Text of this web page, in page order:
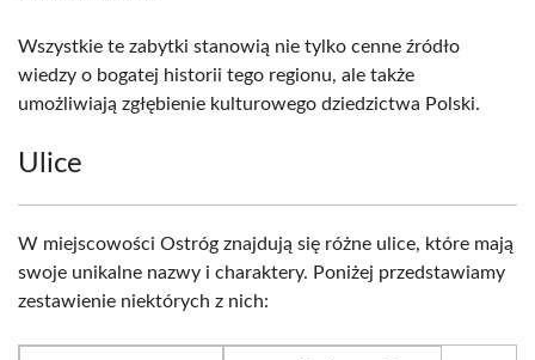
Wszystkie te zabytki stanowią nie tylko cenne źródło
wiedzy o bogatej historii tego regionu, ale także
umożliwiają zgłębienie kulturowego dziedzictwa Polski.
Ulice
W miejscowości Ostróg znajdują się różne ulice, które mają
swoje unikalne nazwy i charaktery. Poniżej przedstawiamy
zestawienie niektórych z nich: